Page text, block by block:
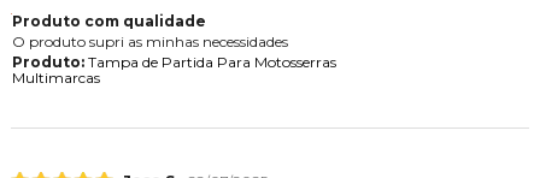
Produto com qualidade
O produto supri as minhas necessidades
Produto:Tampa de Partida Para Motosserras
Multimarcas